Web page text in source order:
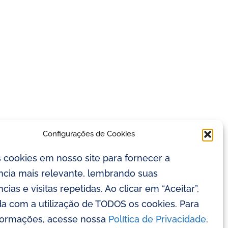
Configurações de Cookies
cookies em nosso site para fornecer a
mais relevante, lembrando suas
e visitas repetidas. Ao clicar em “Aceitar”,
com a utilização de TODOS os cookies. Para
acesse nossa Política de Privacidade.